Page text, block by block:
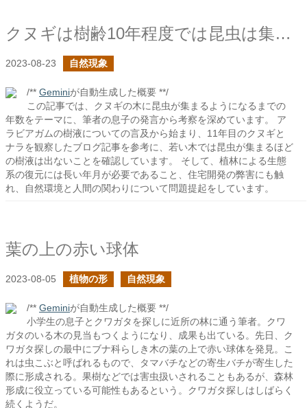
クヌギは樹齢10年程度では昆虫は集まらないらしい
2023-08-23 自然現象
/** Geminiが自動生成した概要 **/
この記事では、クヌギの木に昆虫が集まるようになるまでの
年数をテーマに、筆者の息子の発言から考察を深めています。 ア
ラビアガムの樹液についての言及から始まり、11年目のクヌギと
ナラを観察したブログ記事を参考に、若い木では昆虫が集まるほど
の樹液は出ないことを確認しています。 そして、植林による生態
系の復元には長い年月が必要であること、住宅開発の弊害にも触
れ、自然環境と人間の関わりについて問題提起をしています。
葉の上の赤い球体
2023-08-05 植物の形 自然現象
/** Geminiが自動生成した概要 **/
小学生の息子とクワガタを探しに近所の林に通う筆者。クワ
ガタのいる木の見当もつくようになり、成果も出ている。先日、ク
ワガタ探しの最中にブナ科らしき木の葉の上で赤い球体を発見。こ
れは虫こぶと呼ばれるもので、タマバチなどの寄生バチが寄生した
際に形成される。果樹などでは害虫扱いされることもあるが、森林
形成に役立っている可能性もあるという。クワガタ探しはしばらく
続くようだ。